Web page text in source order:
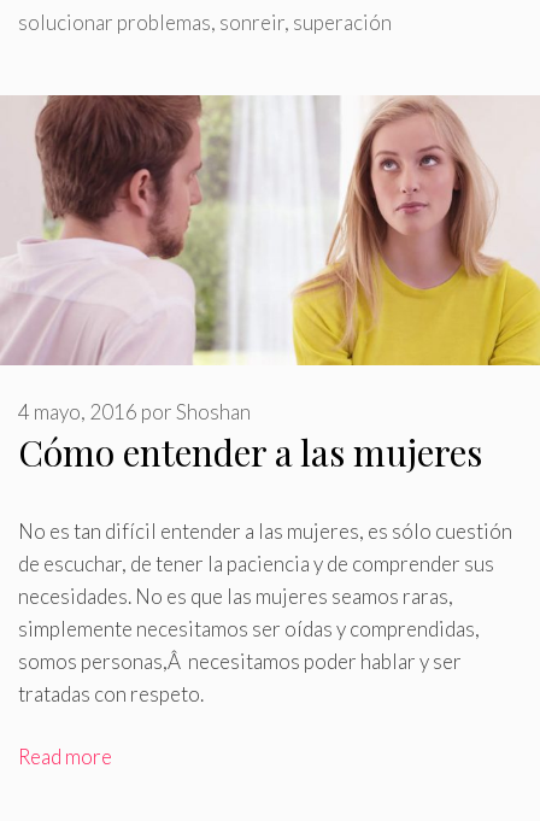
solucionar problemas, sonreir, superación
Cómo entender a las mujeres
4 mayo, 2016 porShoshan
No es tan difícil entender a las mujeres, es sólo cuestión
de escuchar, de tener la paciencia y de comprender sus
necesidades. No es que las mujeres seamos raras,
simplemente necesitamos ser oídas y comprendidas,
somos personas,Â necesitamos poder hablar y ser
tratadas con respeto.
Read more